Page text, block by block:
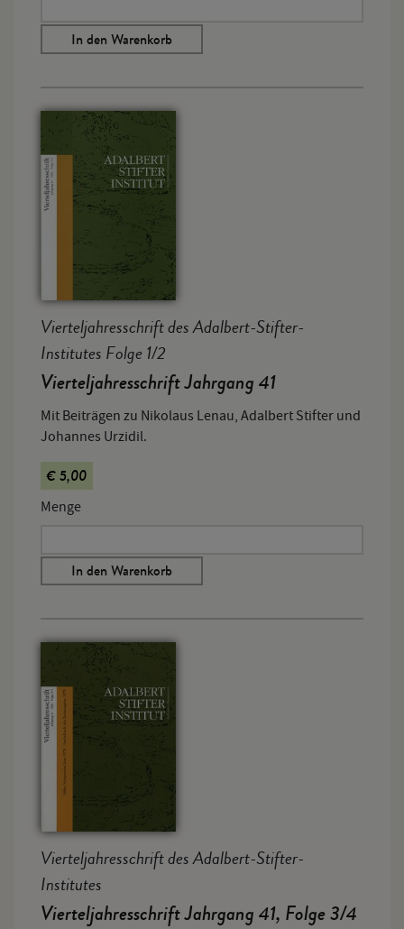
In den Warenkorb
Vierteljahresschrift des Adalbert-Stifter-
Institutes Folge 1/2
Vierteljahresschrift Jahrgang 41
Mit Beiträgen zu Nikolaus Lenau, Adalbert Stifter und
Johannes Urzidil.
€ 5,00
Menge
In den Warenkorb
Vierteljahresschrift des Adalbert-Stifter-
Institutes
Vierteljahresschrift Jahrgang 41, Folge 3/4